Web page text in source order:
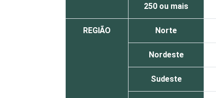
250 ou mais
REGIÃO Norte
Nordeste
Sudeste